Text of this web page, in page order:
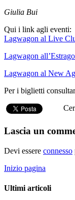
Giulia Bui
Qui i link agli eventi:
Lagwagon al Live
Lagwagon
Lagwagon al New
Per i biglietti
Lascia un
Devi essere connesso
Inizio pagina
Ultimi articoli